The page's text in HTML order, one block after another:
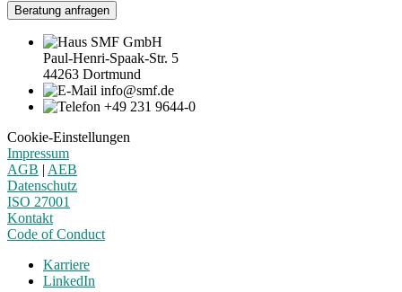
Beratung anfragen
SMF GmbH
Paul-Henri-Spaak-Str. 5
44263 Dortmund
info@smf.de
+49 231 9644-0
Cookie-Einstellungen
Impressum
AGB | AEB
Datenschutz
ISO 27001
Kontakt
Code of Conduct
Karriere
LinkedIn